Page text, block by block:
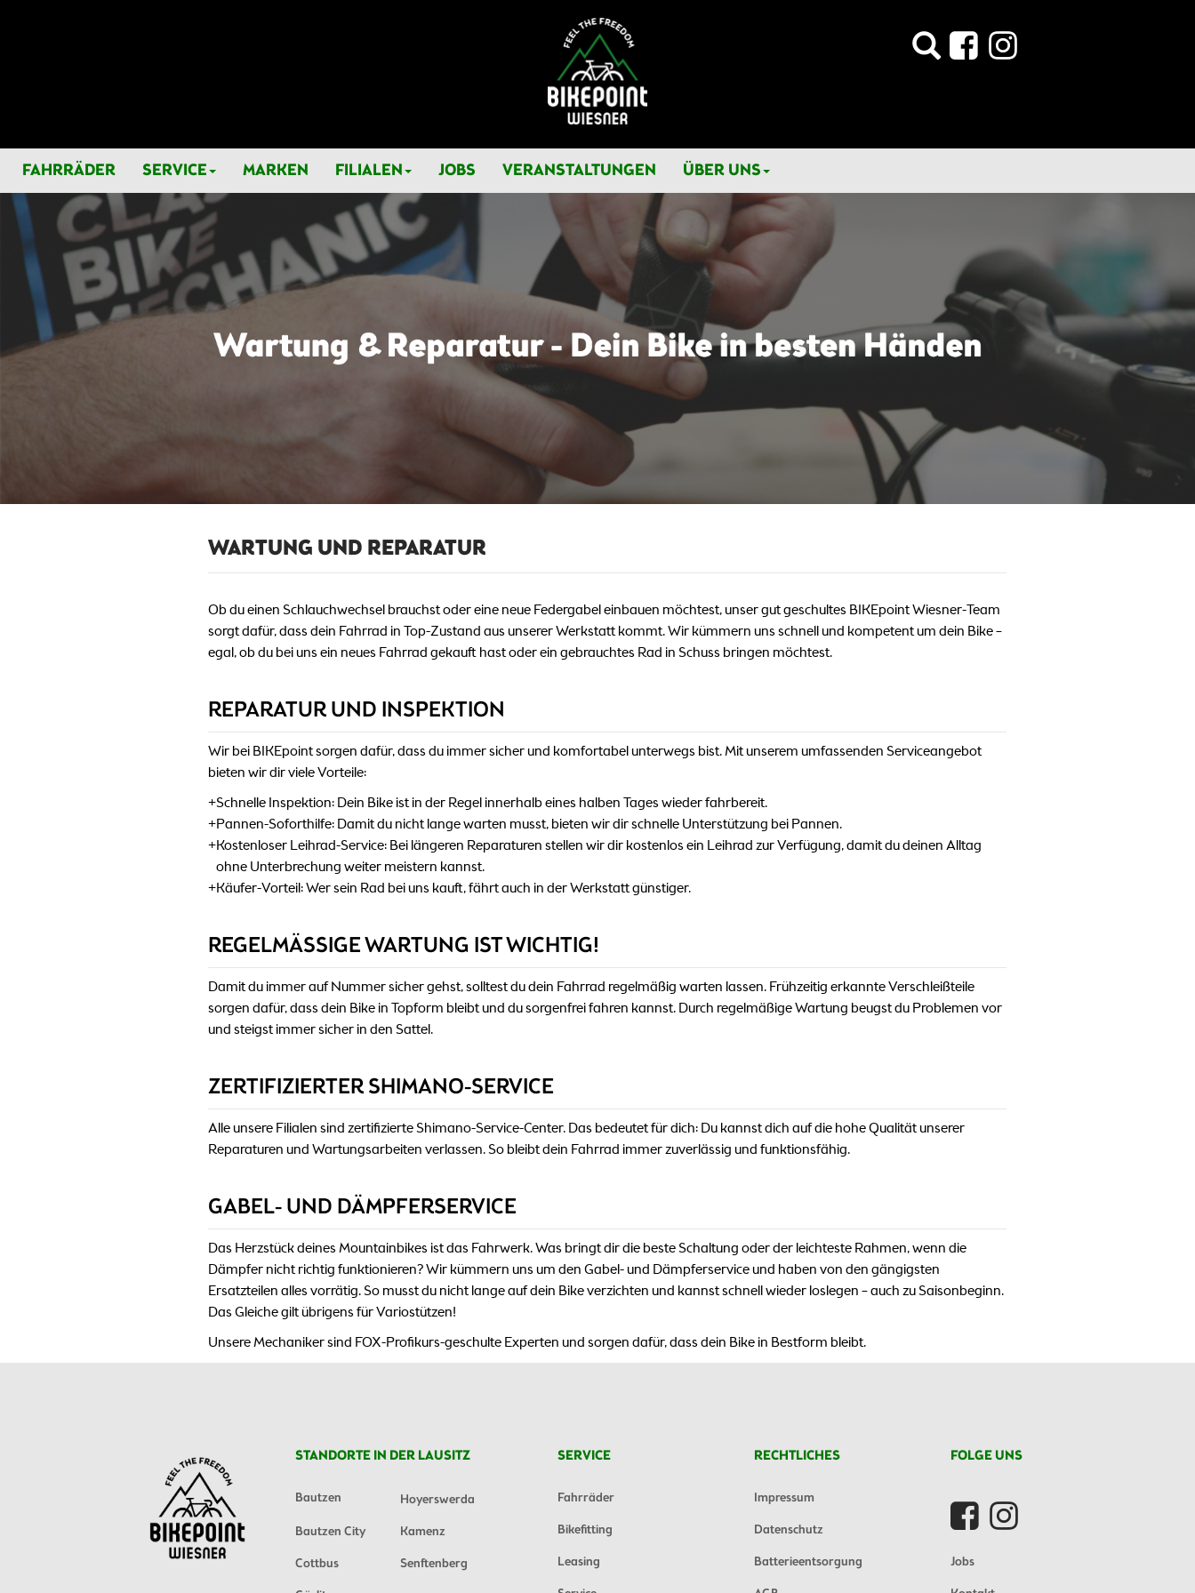
FAHRRÄDER SERVICE MARKEN FILIALEN JOBS VERANSTALTUNGEN ÜBER UNS
WARTUNG UND REPARATUR
Ob du einen Schlauchwechsel brauchst oder eine neue Federgabel einbauen möchtest, unser gut geschultes BIKEpoint Wiesner-Team
sorgt dafür, dass dein Fahrrad in Top-Zustand aus unserer Werkstatt kommt. Wir kümmern uns schnell und kompetent um dein Bike –
egal, ob du bei uns ein neues Fahrrad gekauft hast oder ein gebrauchtes Rad in Schuss bringen möchtest.
REPARATUR UND INSPEKTION
Wir bei BIKEpoint sorgen dafür, dass du immer sicher und komfortabel unterwegs bist. Mit unserem umfassenden Serviceangebot
bieten wir dir viele Vorteile:
+Schnelle Inspektion: Dein Bike ist in der Regel innerhalb eines halben Tages wieder fahrbereit.
+Pannen-Soforthilfe: Damit du nicht lange warten musst, bieten wir dir schnelle Unterstützung bei Pannen.
+Kostenloser Leihrad-Service: Bei längeren Reparaturen stellen wir dir kostenlos ein Leihrad zur Verfügung, damit du deinen Alltag
ohne Unterbrechung weiter meistern kannst.
+Käufer-Vorteil: Wer sein Rad bei uns kauft, fährt auch in der Werkstatt günstiger.
REGELMÄSSIGE WARTUNG IST WICHTIG!
Damit du immer auf Nummer sicher gehst, solltest du dein Fahrrad regelmäßig warten lassen. Frühzeitig erkannte Verschleißteile
sorgen dafür, dass dein Bike in Topform bleibt und du sorgenfrei fahren kannst. Durch regelmäßige Wartung beugst du Problemen vor
und steigst immer sicher in den Sattel.
ZERTIFIZIERTER SHIMANO-SERVICE
Alle unsere Filialen sind zertifizierte Shimano-Service-Center. Das bedeutet für dich: Du kannst dich auf die hohe Qualität unserer
Reparaturen und Wartungsarbeiten verlassen. So bleibt dein Fahrrad immer zuverlässig und funktionsfähig.
GABEL- UND DÄMPFERSERVICE
Das Herzstück deines Mountainbikes ist das Fahrwerk. Was bringt dir die beste Schaltung oder der leichteste Rahmen, wenn die
Dämpfer nicht richtig funktionieren? Wir kümmern uns um den Gabel- und Dämpferservice und haben von den gängigsten
Ersatzteilen alles vorrätig. So musst du nicht lange auf dein Bike verzichten und kannst schnell wieder loslegen – auch zu Saisonbeginn.
Das Gleiche gilt übrigens für Variostützen!
Unsere Mechaniker sind FOX-Profikurs-geschulte Experten und sorgen dafür, dass dein Bike in Bestform bleibt.
STANDORTE IN DER LAUSITZ
Bautzen
Hoyerswerda
Bautzen City
Kamenz
Cottbus
Senftenberg
SERVICE
Fahrräder
Bikefitting
Leasing
RECHTLICHES
Impressum
Datenschutz
Batterieentsorgung
FOLGE UNS
Jobs